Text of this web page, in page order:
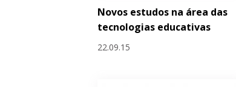
Novos estudos na área das
tecnologias educativas
22.09.15